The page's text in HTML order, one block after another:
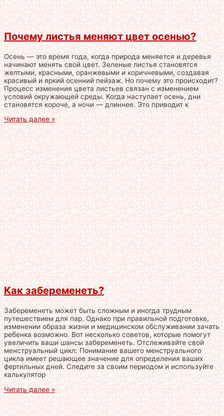
Почему листья меняют цвет осенью?
Осень — это время года, когда природа меняется и деревья
начинают менять свой цвет. Зеленые листья становятся
желтыми, красными, оранжевыми и коричневыми, создавая
красивый и яркий осенний пейзаж. Но почему это происходит?
Процесс изменения цвета листьев связан с изменением
условий окружающей среды. Когда наступает осень, дни
становятся короче, а ночи — длиннее. Это приводит к
Читать далее »
Как забеременеть?
Забеременеть может быть сложным и иногда трудным
путешествием для пар. Однако при правильной подготовке,
изменении образа жизни и медицинском обслуживании зачать
ребенка возможно. Вот несколько советов, которые помогут
увеличить ваши шансы забеременеть. Отслеживайте свой
менструальный цикл: Понимание вашего менструального
цикла имеет решающее значение для определения ваших
фертильных дней. Следите за своим периодом и используйте
калькулятор
Читать далее »